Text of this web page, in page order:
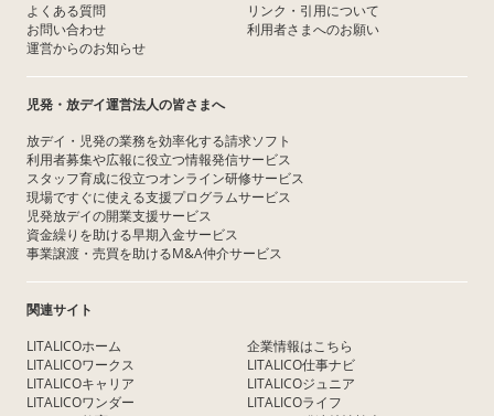
よくある質問
お問い合わせ
運営からのお知らせ
リンク・引用について
利用者さまへのお願い
児発・放デイ運営法人の皆さまへ
放デイ・児発の業務を効率化する請求ソフト
利用者募集や広報に役立つ情報発信サービス
スタッフ育成に役立つオンライン研修サービス
現場ですぐに使える支援プログラムサービス
児発放デイの開業支援サービス
資金繰りを助ける早期入金サービス
事業譲渡・売買を助けるM&A仲介サービス
関連サイト
LITALICOホーム
LITALICOワークス
LITALICOキャリア
LITALICOワンダー
企業情報はこちら
LITALICO仕事ナビ
LITALICOジュニア
LITALICOライフ